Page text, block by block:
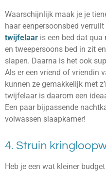
Waarschijnlijk maak je je
haar eenpersoonsbed
twijfelaar is een bed dat qua
en tweepersoons bed in zit
slapen. Daarna is het ook
Als er een vriend of vriendin
kunnen ze gemakkelijk met
twijfelaar is daarom een
Een paar bijpassende
volwassen slaapkamer!
4. Struin
Heb je een wat kleiner